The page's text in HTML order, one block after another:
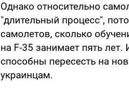
Однако относительно
"длительный процесс",
самолетов, сколько
на F-35 занимает пять
способны пересесть на
украинцам.